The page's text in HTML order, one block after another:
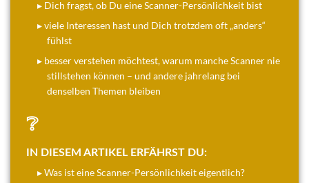
▸ Dich fragst, ob Du eine Scanner-Persönlichkeit bist
▸ viele Interessen hast und Dich trotzdem oft „anders“
fühlst
▸ besser verstehen möchtest, warum manche Scanner nie
stillstehen können – und andere jahrelang bei
denselben Themen bleiben
❔
IN DIESEM ARTIKEL ERFÄHRST DU:
▸ Was ist eine Scanner-Persönlichkeit eigentlich?